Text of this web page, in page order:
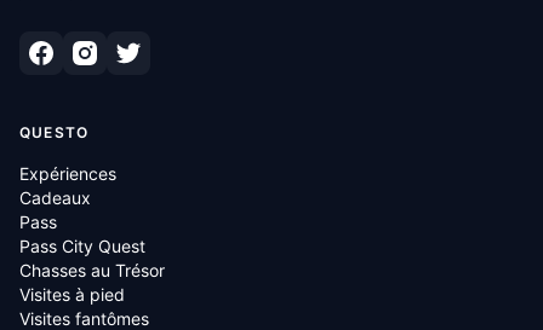
QUESTO
Expériences
Cadeaux
Pass
Pass City Quest
Chasses au Trésor
Visites à pied
Visites fantômes